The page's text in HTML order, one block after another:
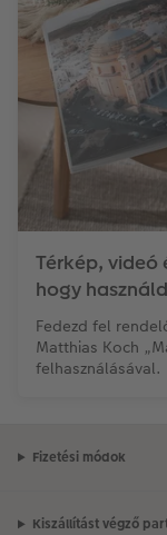
Térkép, videó
hogy
Fedezd fel
Matthias Koch
felhasználásával.
Fizetési módok
Kiszállítást végző